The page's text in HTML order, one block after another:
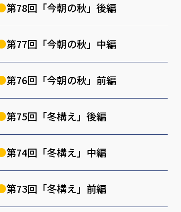
第78回「今朝の秋」後編
第77回「今朝の秋」中編
第76回「今朝の秋」前編
第75回「冬構え」後編
第74回「冬構え」中編
第73回「冬構え」前編